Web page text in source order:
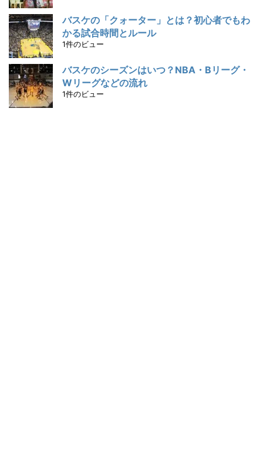
バスケの「クォーター」とは？初心者でもわ
かる試合時間とルール
1件のビュー
バスケのシーズンはいつ？NBA・Bリーグ・
Wリーグなどの流れ
1件のビュー